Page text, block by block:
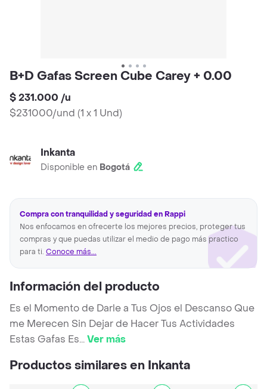
B+D Gafas Screen Cube Carey + 0.00
$ 231.000 /u
$231000/und (1 x 1 Und)
Inkanta
Disponible en Bogotá
Compra con tranquilidad y seguridad en Rappi
Nos enfocamos en ofrecerte los mejores precios, proteger tus
compras y que puedas utilizar el medio de pago más practico
para ti. Conoce más...
Información del producto
Es el Momento de Darle a Tus Ojos el Descanso Que
me Merecen Sin Dejar de Hacer Tus Actividades
Estas Gafas Es...Ver más
Productos similares en Inkanta